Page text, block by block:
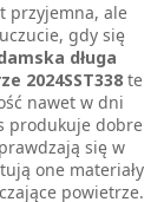
przyjemna, ale
gdy się
długa
2024SST338 te
nawet w dni
produkuje dobre
się w
one materiały
powietrze.